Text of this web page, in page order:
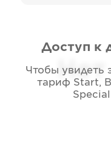
Доступ к
Чтобы увидеть
тариф Start,
Special